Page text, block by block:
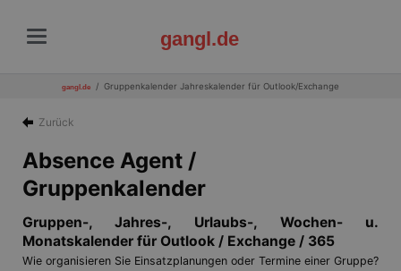
gangl.de
gangl.de Gruppenkalender Jahreskalender für Outlook/Exchange
Zurück
Absence Agent /
Gruppenkalender
Gruppen-, Jahres-, Urlaubs-, Wochen- u.
Monatskalender für Outlook / Exchange / 365
Wie organisieren Sie Einsatzplanungen oder Termine einer Gruppe?